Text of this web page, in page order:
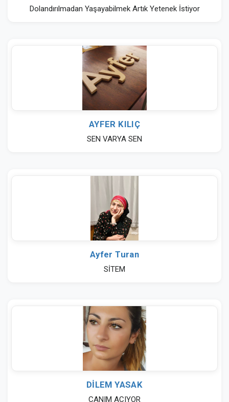
Dolandırılmadan Yaşayabilmek Artık Yetenek İstiyor
AYFER KILIÇ
SEN VARYA SEN
Ayfer Turan
SİTEM
DİLEM YASAK
CANIM ACIYOR